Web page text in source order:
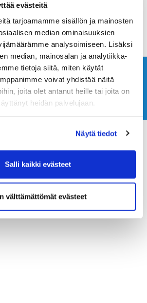
evästeitä
tarjoamamme sisällön ja mainosten
median ominaisuuksien
analysoimiseen. Lisäksi
median, mainosalan ja analytiikka-
tietoja siitä, miten käytät
voivat yhdistää näitä
joita olet antanut heille tai joita on
heidän palvelujaan.
Näytä tiedot
Salli kaikki evästeet
välttämättömät evästeet